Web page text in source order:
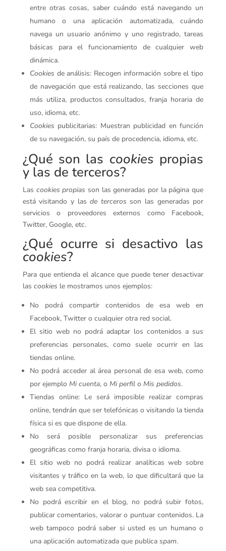
entre otras cosas, saber cuándo está navegando un
humano o una aplicación automatizada, cuándo
navega un usuario anónimo y uno registrado, tareas
básicas para el funcionamiento de cualquier web
dinámica.
Cookies de análisis: Recogen información sobre el tipo
de navegación que está realizando, las secciones que
más utiliza, productos consultados, franja horaria de
uso, idioma, etc.
Cookies publicitarias: Muestran publicidad en función
de su navegación, su país de procedencia, idioma, etc.
¿Qué son las cookies propias
y las de terceros?
Las cookies propias son las generadas por la página que
está visitando y lasde terceros son las generadas por
servicios o proveedores externos como Facebook,
Twitter, Google, etc.
¿Qué ocurre si desactivo las
cookies?
Para que entienda el alcance que puede tener desactivar
las cookies le mostramos unos ejemplos:
No podrá compartir contenidos de esa web en
Facebook, Twitter o cualquier otra red social.
El sitio web no podrá adaptar los contenidos a sus
preferencias personales, como suele ocurrir en las
tiendas online.
No podrá acceder al área personal de esa web, como
por ejemplo Mi cuenta, o Mi perfilo Mis pedidos.
Tiendas online: Le será imposible realizar compras
online, tendrán que ser telefónicas o visitando la tienda
física si es que dispone de ella.
No será posible personalizar sus preferencias
geográficas como franja horaria, divisa o idioma.
El sitio web no podrá realizar analíticas web sobre
visitantes y tráfico en la web, lo que dificultará que la
web sea competitiva.
No podrá escribir en el blog, no podrá subir fotos,
publicar comentarios, valorar o puntuar contenidos. La
web tampoco podrá saber si usted es un humano o
una aplicación automatizada que publica spam.